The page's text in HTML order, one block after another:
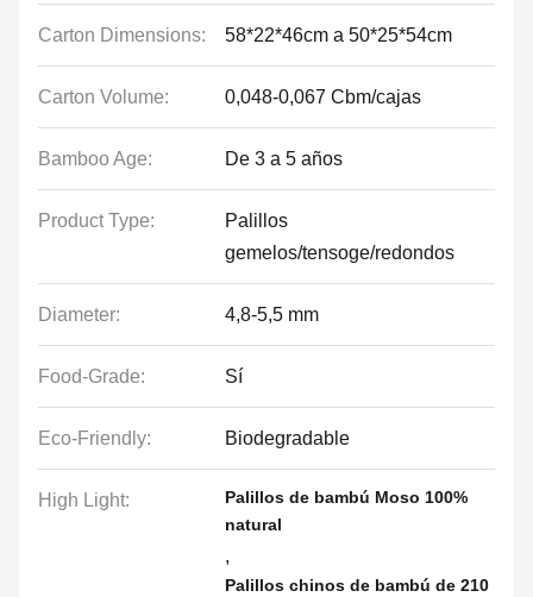
Carton Dimensions: 58*22*46cm a 50*25*54cm
Carton Volume: 0,048-0,067 Cbm/cajas
Bamboo Age: De 3 a 5 años
Product Type:
Palillos
gemelos/tensoge/redondos
Diameter: 4,8-5,5 mm
Food-Grade: Sí
Eco-Friendly: Biodegradable
High Light:
Palillos de bambú Moso 100%
natural
,
Palillos chinos de bambú de 210